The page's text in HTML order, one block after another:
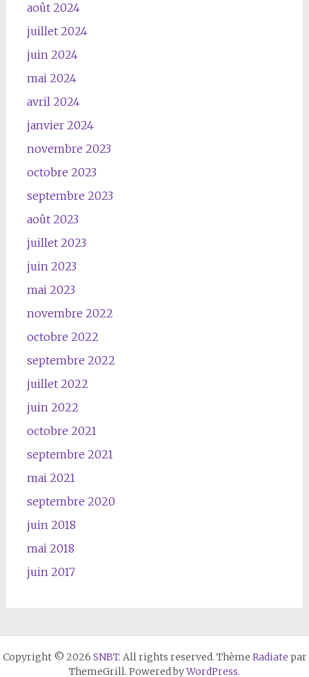
août 2024
juillet 2024
juin 2024
mai 2024
avril 2024
janvier 2024
novembre 2023
octobre 2023
septembre 2023
août 2023
juillet 2023
juin 2023
mai 2023
novembre 2022
octobre 2022
septembre 2022
juillet 2022
juin 2022
octobre 2021
septembre 2021
mai 2021
septembre 2020
juin 2018
mai 2018
juin 2017
Copyright © 2026 SNBT. All rights reserved. Thème Radiate par
ThemeGrill. Powered byWordPress.